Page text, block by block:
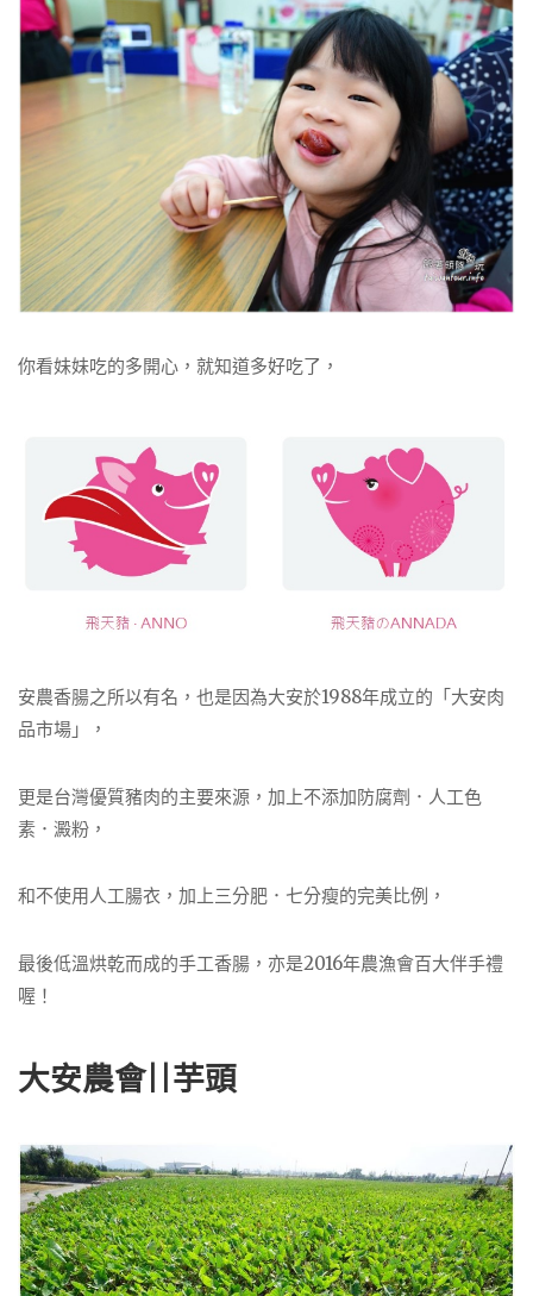
你看妹妹吃的多開心，就知道多好吃了，
安農香腸之所以有名，也是因為大安於1988年成立的「大安肉
品市場」，
更是台灣優質豬肉的主要來源，加上不添加防腐劑．人工色
素．澱粉，
和不使用人工腸衣，加上三分肥．七分瘦的完美比例，
最後低溫烘乾而成的手工香腸，亦是2016年農漁會百大伴手禮
喔！
大安農會||芋頭